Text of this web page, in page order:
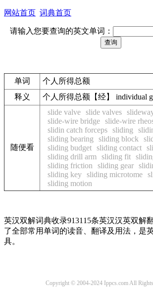
网站首页 词典首页
请输入您要查询的英文单词：
单词
个人所得总额
释义
个人所得总额【经】 individual
随便看
slide valve slide valves
slide-wire bridge slide-wire
slidin catch forceps sliding
sliding bearing
sliding block
sliding budget sliding contact
sliding drill arm
sliding fit
sliding friction
sliding gear
sliding key sliding microtome
sliding motion
英汉双解词典收录913115条英汉汉英双解
了全部常用单词的读音、翻译及用法，是
具。
Copyright © 2004-2024 Ippcs.com All